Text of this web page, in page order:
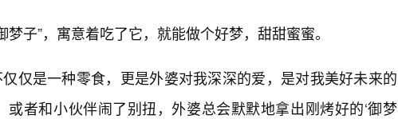
梦子”，寓意着吃了它，就能做个好梦，甜甜蜜蜜。
仅仅是一种零食，更是外婆对我深深的爱，是对我美好未来的
或者和小伙伴闹了别扭，外婆总会默默地拿出刚烤好的‘御梦